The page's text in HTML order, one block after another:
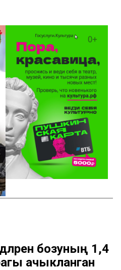
бозуның 1,4
ачыкланган